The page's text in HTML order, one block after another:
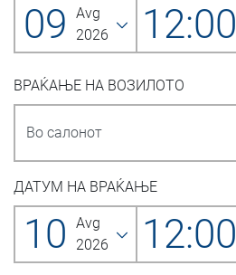
09
Avg
2026
12:00
ВРАЌАЊЕ НА ВОЗИЛОТО
ДАТУМ НА ВРАЌАЊЕ
10
Avg
2026
12:00